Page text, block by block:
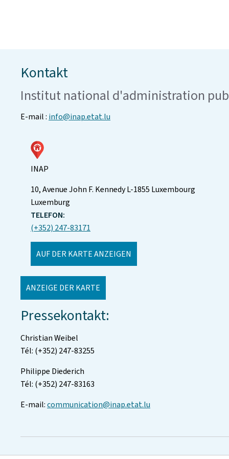
Kontakt
Institut national d'administration
E-mail : info@inap.etat.lu
INAP
ADRESSE:
10, Avenue John F. KennedyL-1855 Luxembourg
Luxemburg
TELEFON:
(+352) 247-83171
AUF DER KARTE ANZEIGEN
ANZEIGE DER KARTE
Pressekontakt:
Christian Weibel
Tél: (+352) 247-83255
Philippe Diederich
Tél: (+352) 247-83163
E-mail:communication@inap.etat.lu